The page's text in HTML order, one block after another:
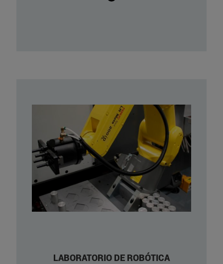
LABORATORIO DE ROBÓTICA
1 robot colaborativo Franka Emika
de 7 ejes.
1 robot industrial Fanuc LR Mate
200iB de 6 ejes.
1 robot industrial Denso VP-
6242G2M-UL de 6 ejes.
1 robot industrial Mitsubishi PA-10 de
7 ejes.
1.5 de 6 GDL activos.